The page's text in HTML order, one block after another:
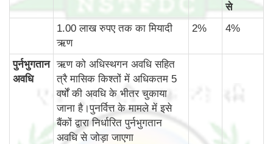
से
1.00 लाख रुपए तक का मियादी
ऋण
2% 4%
पुर्नभुगतान
अवधि
ऋण को अधिस्थगन अवधि सहित
त्रै मासिक किश्तों में अधिकतम 5
वर्षों की अवधि के भीतर चुकाया
जाना है।पुनर्वित्त के मामले में इसे
बैंकों द्वारा निर्धारित पुर्नभुगतान
अवधि से जोड़ा जाएगा